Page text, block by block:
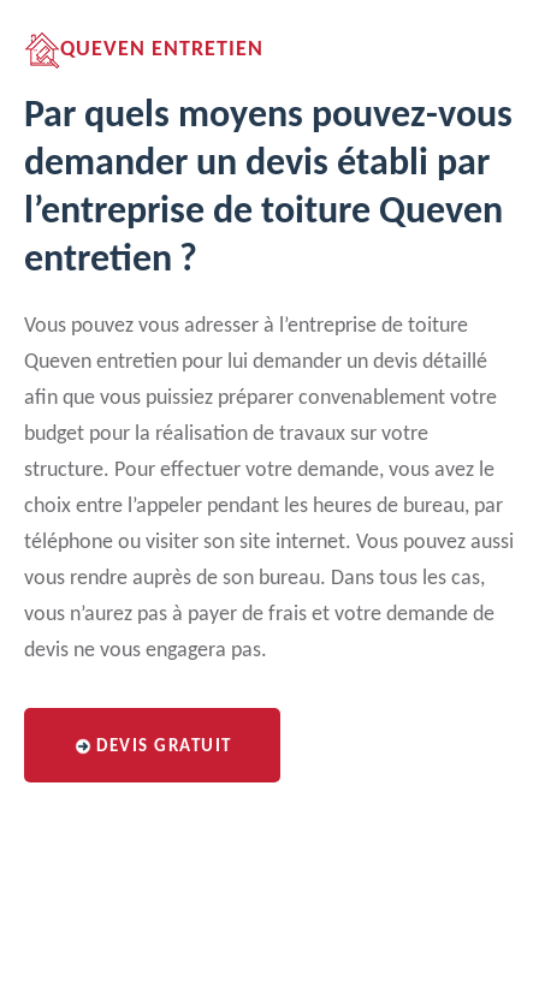
QUEVEN ENTRETIEN
Par quels moyens pouvez-vous
demander un devis établi par
l’entreprise de toiture Queven
entretien ?
Vous pouvez vous adresser à l’entreprise de toiture
Queven entretien pour lui demander un devis détaillé
afin que vous puissiez préparer convenablement votre
budget pour la réalisation de travaux sur votre
structure. Pour effectuer votre demande, vous avez le
choix entre l’appeler pendant les heures de bureau, par
téléphone ou visiter son site internet. Vous pouvez aussi
vous rendre auprès de son bureau. Dans tous les cas,
vous n’aurez pas à payer de frais et votre demande de
devis ne vous engagera pas.
DEVIS GRATUIT